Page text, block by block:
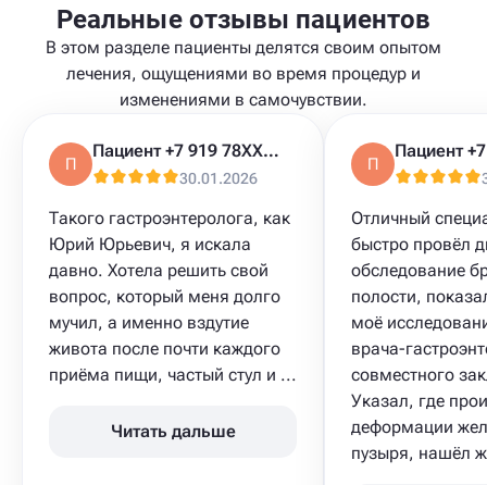
Реальные отзывы пациентов
В этом разделе пациенты делятся своим опытом
лечения, ощущениями во время процедур и
изменениями в самочувствии.
П
Пациент +7 919 78XXXXX
30.01.2026
Такого гастроэнтеролога, как
Юрий Юрьевич, я искала
давно. Хотела решить свой
вопрос, который меня долго
мучил, а именно вздутие
живота после почти каждого
приёма пищи, частый стул и ...
Читать дальше
П
Отличный
быстро провёл
обследование
полости,
моё
врача-
совместного
Указал, где
деформации
пузыря, нашёл